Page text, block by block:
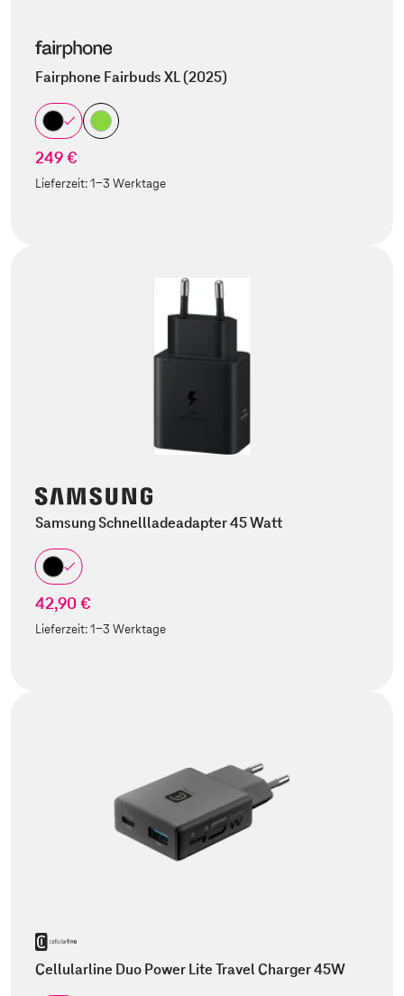
Fairphone Fairbuds XL (2025)
249 €
Lieferzeit:1-3 Werktage
Samsung Schnellladeadapter 45 Watt
42,90 €
Lieferzeit:1-3 Werktage
Cellularline Duo Power Lite Travel Charger 45W